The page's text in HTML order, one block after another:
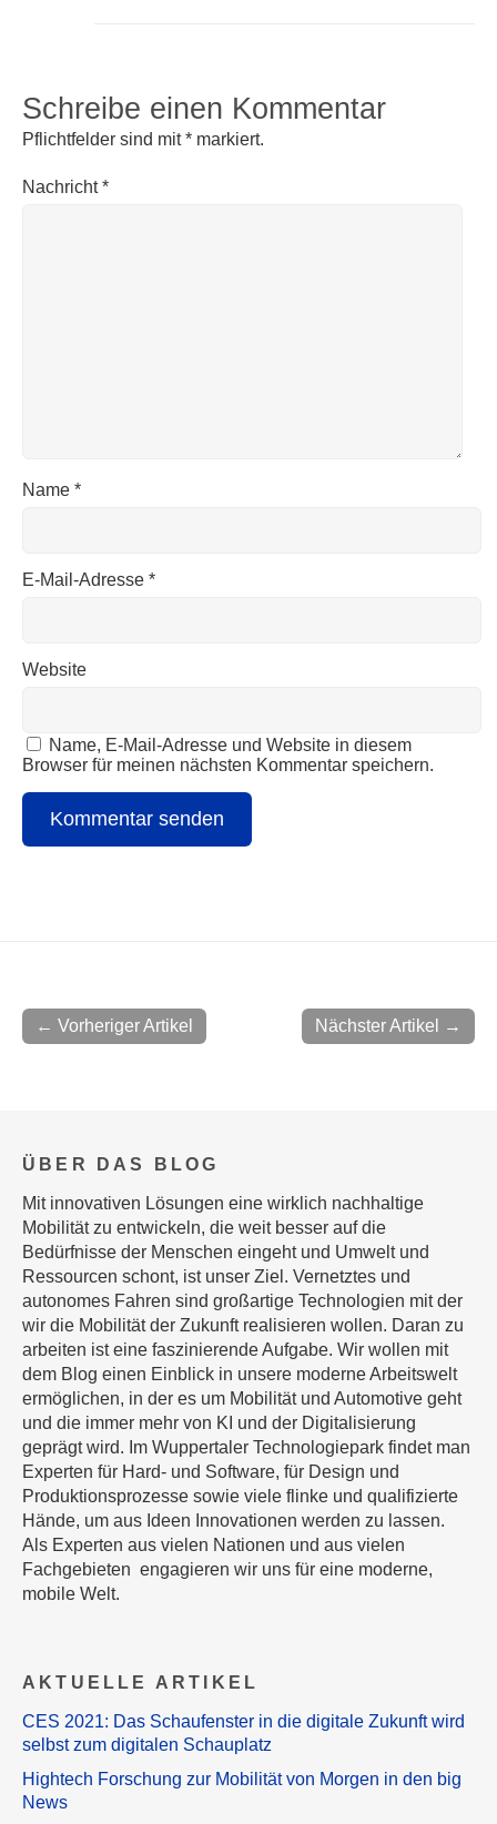
Schreibe einen Kommentar
Pflichtfelder sind mit* markiert.
Nachricht*
Name *
E-Mail-Adresse *
Website
Name, E-Mail-Adresse und Website in diesem
Browser für meinen nächsten Kommentar speichern.
Nächster Artikel →
← Vorheriger Artikel
ÜBER DAS BLOG
Mit innovativen Lösungen eine wirklich nachhaltige
Mobilität zu entwickeln, die weit besser auf die
Bedürfnisse der Menschen eingeht und Umwelt und
Ressourcen schont, ist unser Ziel. Vernetztes und
autonomes Fahren sind großartige Technologien mit der
wir die Mobilität der Zukunft realisieren wollen. Daran zu
arbeiten ist eine faszinierende Aufgabe. Wir wollen mit
dem Blog einen Einblick in unsere moderne Arbeitswelt
ermöglichen, in der es um Mobilität und Automotive geht
und die immer mehr von KI und der Digitalisierung
geprägt wird. Im Wuppertaler Technologiepark findet man
Experten für Hard- und Software, für Design und
Produktionsprozesse sowie viele flinke und qualifizierte
Hände, um aus Ideen Innovationen werden zu lassen.
Als Experten aus vielen Nationen und aus vielen
Fachgebieten engagieren wir uns für eine moderne,
mobile Welt.
AKTUELLE ARTIKEL
CES 2021: Das Schaufenster in die digitale Zukunft wird
selbst zum digitalen Schauplatz
Hightech Forschung zur Mobilität von Morgen in den big
News